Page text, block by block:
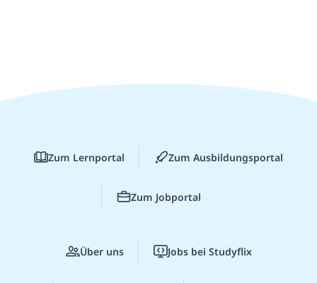
Zum Lernportal Zum Ausbildungsportal
Zum Jobportal
Über uns Jobs bei Studyflix